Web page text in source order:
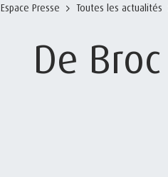
Espace Presse Toutes les actualités
De